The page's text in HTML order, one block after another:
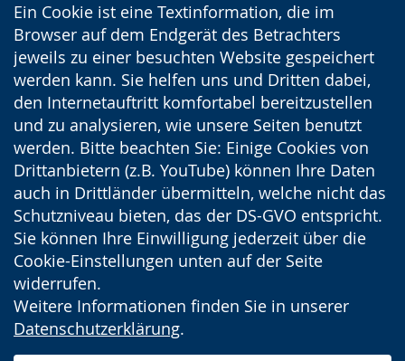
Ein Cookie ist eine Textinformation, die im
Browser auf dem Endgerät des Betrachters
jeweils zu einer besuchten Website gespeichert
werden kann. Sie helfen uns und Dritten dabei,
den Internetauftritt komfortabel bereitzustellen
und zu analysieren, wie unsere Seiten benutzt
werden. Bitte beachten Sie: Einige Cookies von
Drittanbietern (z.B. YouTube) können Ihre Daten
auch in Drittländer übermitteln, welche nicht das
Schutzniveau bieten, das der DS-GVO entspricht.
Sie können Ihre Einwilligung jederzeit über die
Cookie-Einstellungen unten auf der Seite
widerrufen.
Weitere Informationen finden Sie in unserer
Datenschutzerklärung.